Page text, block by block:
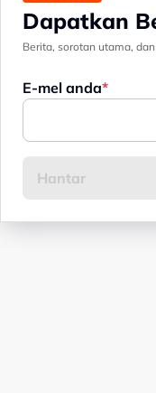
Dapatkan
Berita, sorotan utama,
E-mel anda